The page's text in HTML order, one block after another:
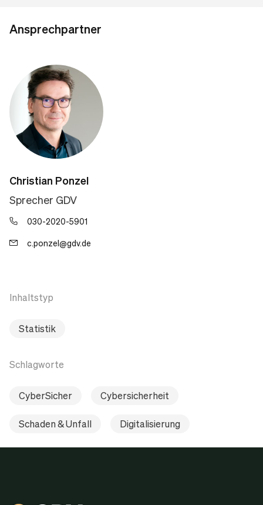
Ansprechpartner
Christian Ponzel
Sprecher GDV
030-2020-5901
c.ponzel@gdv.de
Inhaltstyp
Statistik
Schlagworte
CyberSicher Cybersicherheit
Schaden & Unfall Digitalisierung